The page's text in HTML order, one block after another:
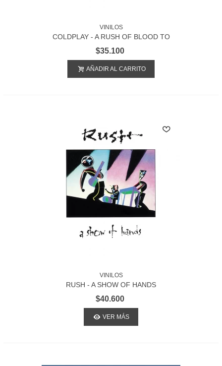
VINILOS
COLDPLAY - A RUSH OF BLOOD TO
THE HEAD
$35.100
AÑADIR AL CARRITO
VINILOS
RUSH - A SHOW OF HANDS
$40.600
VER MÁS